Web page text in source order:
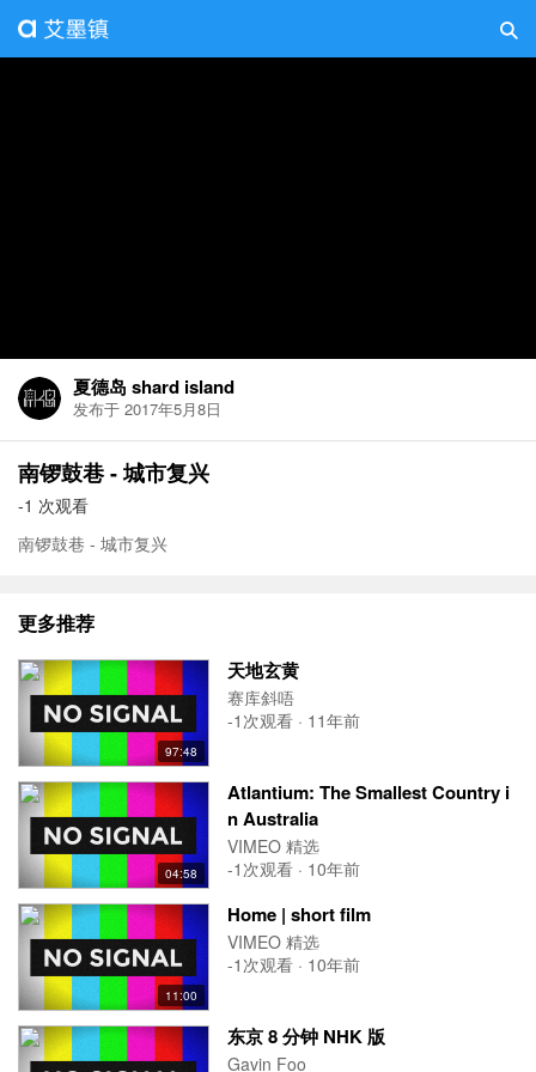
夏德岛 shard island
发布于 2017年5月8日
南锣鼓巷 - 城市复兴
-1 次观看
南锣鼓巷 - 城市复兴
更多推荐
97:48
天地玄黄
赛库斜唔
-1次观看 · 11年前
04:58
Atlantium: The Smallest Country i
n Australia
VIMEO 精选
-1次观看 · 10年前
11:00
Home | short film
VIMEO 精选
-1次观看 · 10年前
东京 8 分钟 NHK 版
Gavin Foo